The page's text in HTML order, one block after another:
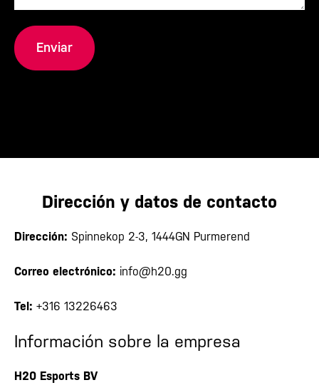
Dirección y datos de contacto
Dirección: Spinnekop 2-3, 1444GN Purmerend
Correo electrónico: info@h20.gg
Tel: +316 13226463
Información sobre la empresa
H20 Esports BV